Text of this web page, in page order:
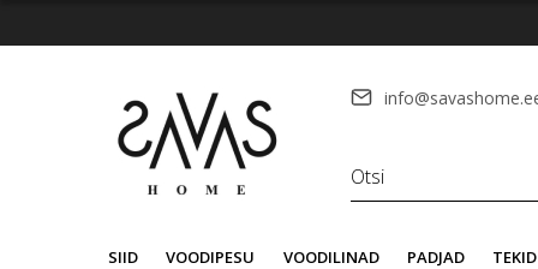
SIID VOODIPESU VOODILINAD PADJAD TEKID